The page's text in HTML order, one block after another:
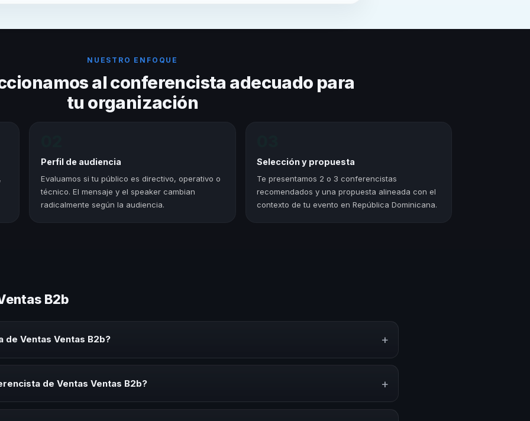
NUESTRO ENFOQUE
al conferencista adecuado para
tu organización
Perfil de audiencia
Evaluamos si tu público es directivo, operativo o
técnico. El mensaje y el speaker cambian
radicalmente según la audiencia.
Selección y propuesta
Te presentamos 2 o 3 conferencistas
recomendados y una propuesta alineada con el
contexto de tu evento en República Dominicana.
B2b
de Ventas Ventas B2b? +
de Ventas Ventas B2b? +